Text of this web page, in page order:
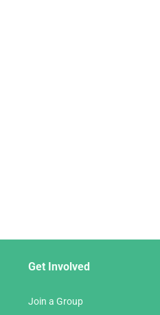
Get Involved
Join a Group